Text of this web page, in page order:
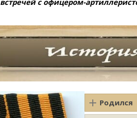
встречей с офицером-
Родился